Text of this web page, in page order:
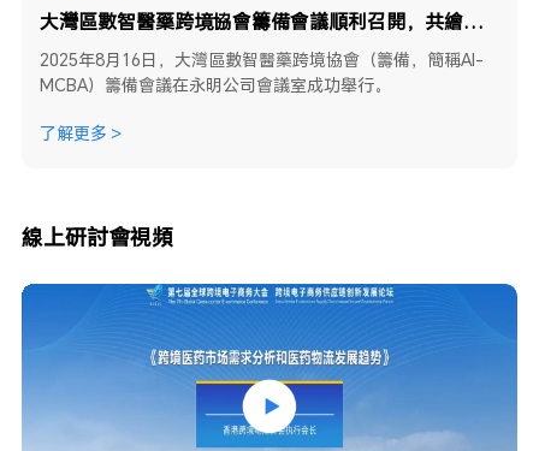
大灣區數智醫藥跨境協會籌備會議順利召開，共繪醫藥跨境合作新藍圖
2025年8月16日，大灣區數智醫藥跨境協會（籌備，簡稱AI-
MCBA）籌備會議在永明公司會議室成功舉行。
了解更多 >
線上研討會視頻